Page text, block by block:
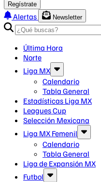
Regístrate
Alertas
Newsletter
Última Hora
Norte
Liga MX
Calendario
Tabla General
Estadísticas Liga MX
Leagues Cup
Selección Mexicana
Liga MX Femenil
Calendario
Tabla General
Liga de Expansión MX
Futbol